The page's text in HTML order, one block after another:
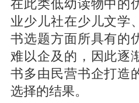
业少儿社在少儿文学
书选题方面所具有的
难以企及的，因此逐
书多由民营书企打造
选择的结果。